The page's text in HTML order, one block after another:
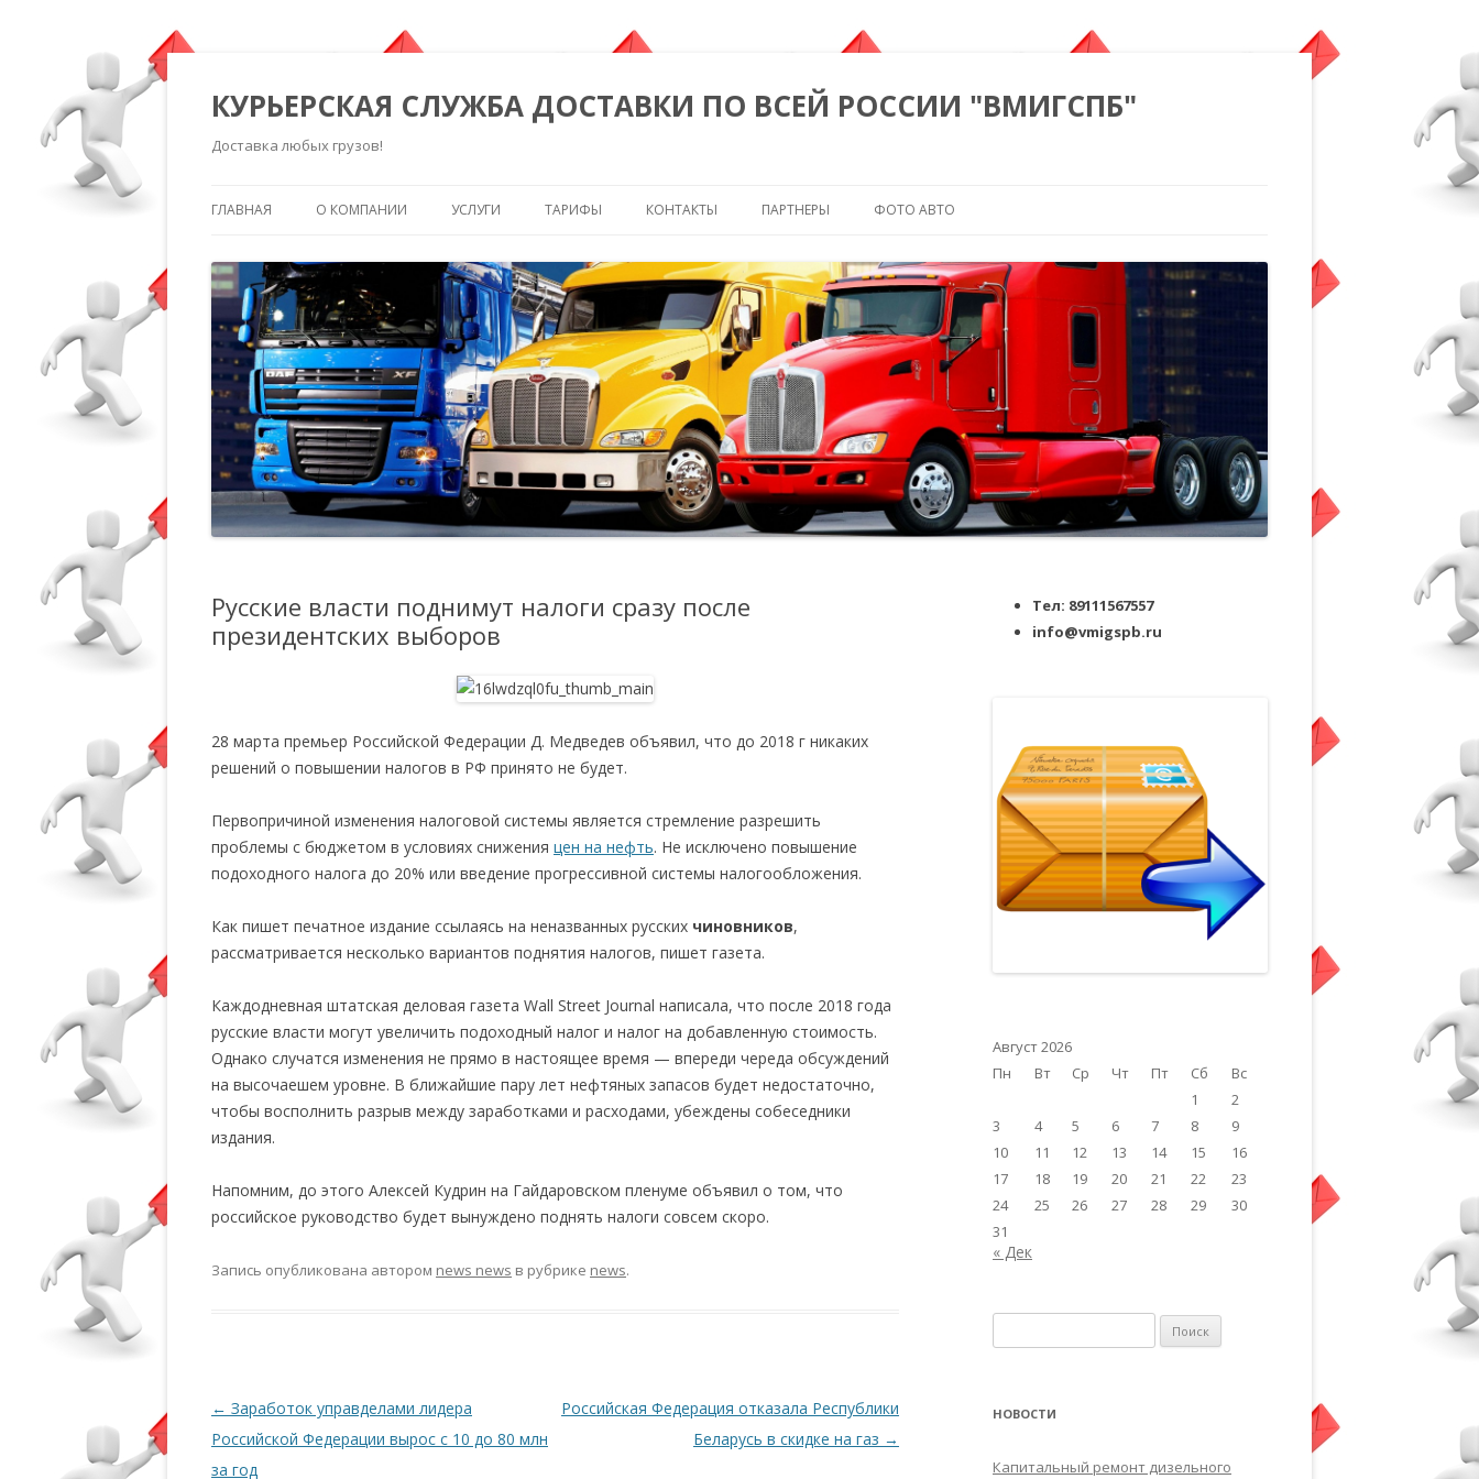
КУРЬЕРСКАЯ СЛУЖБА ДОСТАВКИ ПО ВСЕЙ РОССИИ "ВМИГСПБ"
Доставка любых грузов!
ГЛАВНАЯ О КОМПАНИИ УСЛУГИ ТАРИФЫ КОНТАКТЫ ПАРТНЕРЫ ФОТО АВТО
Русские власти поднимут налоги сразу после
президентских выборов
28 марта премьер Российской Федерации Д. Медведев объявил, что до 2018 г никаких
решений о повышении налогов в РФ принято не будет.
Первопричиной изменения налоговой системы является стремление разрешить
проблемы с бюджетом в условиях снижения цен на нефть. Не исключено повышение
подоходного налога до 20% или введение прогрессивной системы налогообложения.
Как пишет печатное издание ссылаясь на неназванных русских чиновников,
рассматривается несколько вариантов поднятия налогов, пишет газета.
Каждодневная штатская деловая газета Wall Street Journal написала, что после 2018 года
русские власти могут увеличить подоходный налог и налог на добавленную стоимость.
Однако случатся изменения не прямо в настоящее время — впереди череда обсуждений
на высочаешем уровне. В ближайшие пару лет нефтяных запасов будет недостаточно,
чтобы восполнить разрыв между заработками и расходами, убеждены собеседники
издания.
Напомним, до этого Алексей Кудрин на Гайдаровском пленуме объявил о том, что
российское руководство будет вынуждено поднять налоги совсем скоро.
Запись опубликована автором news news в рубрике news.
Навигация по записям
← Заработок управделами лидера
Российской Федерации вырос с 10 до 80 млн
за год
Российская Федерация отказала Республики
Беларусь в скидке на газ →
Тел: 89111567557
info@vmigspb.ru
Август 2026
Пн
Вт Ср Чт Пт Сб
Вс
1
2
3
4 5 6 7 8
9
10
11 12 13 14 15
16
17
18 19 20 21 22
23
24
25 26 27 28 29
30
31
« Дек
НОВОСТИ
Капитальный ремонт дизельного